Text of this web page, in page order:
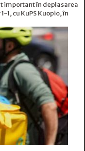
important în deplasarea
cu KuPS Kuopio, în